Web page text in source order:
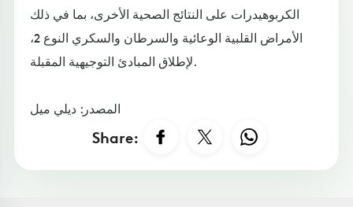
الكربوهيدرات على النتائج الصحية الأخرى، بما في ذلك
الأمراض القلبية الوعائية والسرطان والسكري النوع 2،
لإطلاق المبادئ التوجيهية المقبلة.
المصدر: ديلي ميل
Share: